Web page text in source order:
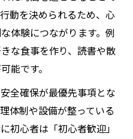
動を決められるため、心
体験につながります。例
な食事を作り、読書や散
能です。
全確保が最優先事項とな
体制や設備が整っている
初心者は「初心者歓迎」